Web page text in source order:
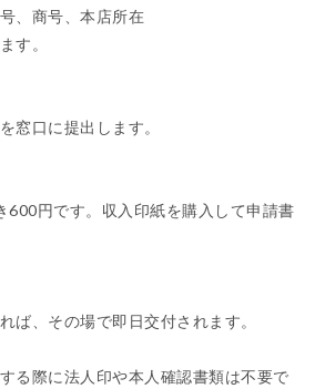
、商号、本店所在
す。
窓口に提出します。
円です。収入印紙を購入して申請書
ば、その場で即日交付されます。
る際に法人印や本人確認書類は不要で